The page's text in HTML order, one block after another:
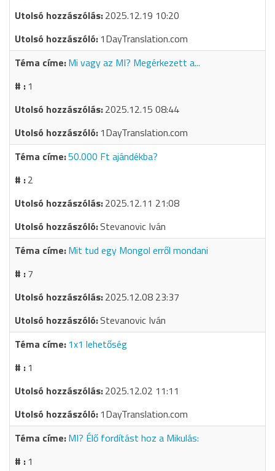
2025.12.19 10:20
1DayTranslation.com
Mi vagy az MI? Megérkezett a...
1
2025.12.15 08:44
1DayTranslation.com
50.000 Ft ajándékba?
2
2025.12.11 21:08
Stevanovic Iván
Mit tud egy Mongol erről mondani
7
2025.12.08 23:37
Stevanovic Iván
1x1 lehetőség
1
2025.12.02 11:11
1DayTranslation.com
MI? Élő fordítást hoz a Mikulás:
1